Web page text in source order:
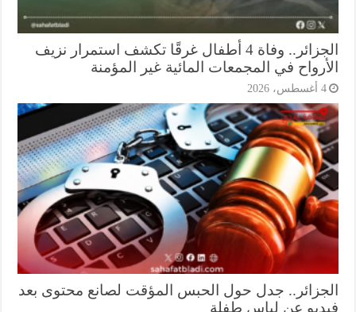
الجزائر.. وفاة 4 أطفال غرقًا تكشف استمرار نزيف
في المجمعات المائية غير المؤمنة
جدل حول الحبس المؤقت لصانع محتوى بعد
عن لباس طفلة